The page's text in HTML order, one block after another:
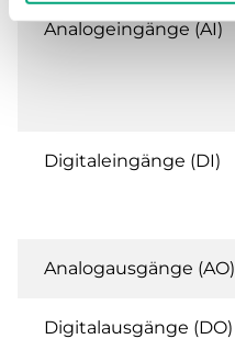
Analogeingänge (AI)
Digitaleingänge (DI)
Analogausgänge (AO)
Digitalausgänge (DO)